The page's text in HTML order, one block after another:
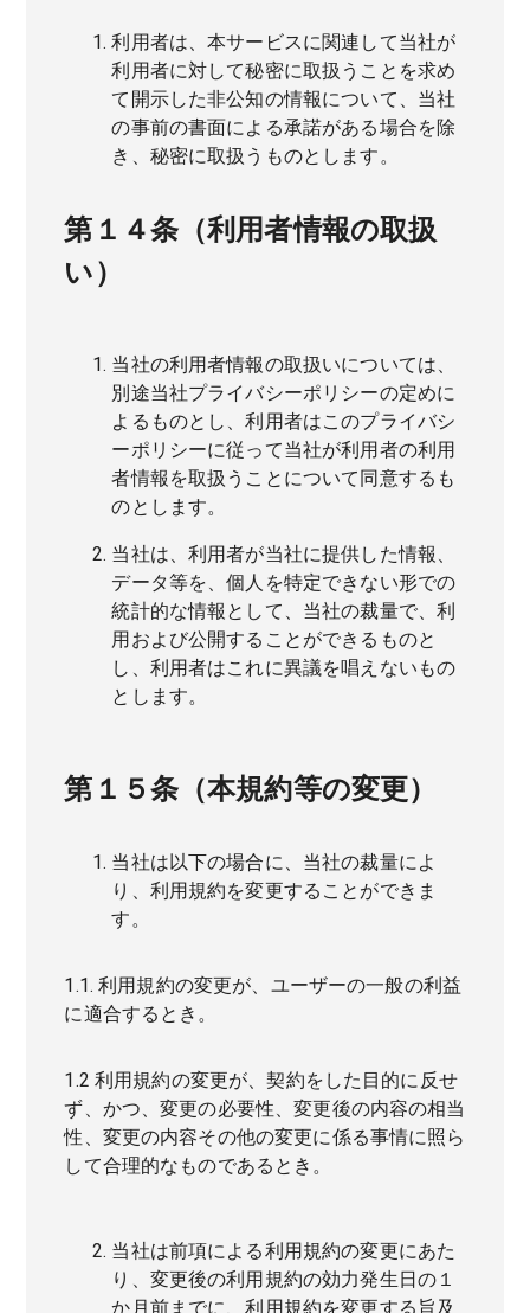
利用者は、本サービスに関連して当社が
利用者に対して秘密に取扱うことを求め
て開示した非公知の情報について、当社
の事前の書面による承諾がある場合を除
き、秘密に取扱うものとします。
第１４条（利用者情報の取扱
い）
当社の利用者情報の取扱いについては、
別途当社プライバシーポリシーの定めに
よるものとし、利用者はこのプライバシ
ーポリシーに従って当社が利用者の利用
者情報を取扱うことについて同意するも
のとします。
当社は、利用者が当社に提供した情報、
データ等を、個人を特定できない形での
統計的な情報として、当社の裁量で、利
用および公開することができるものと
し、利用者はこれに異議を唱えないもの
とします。
第１５条（本規約等の変更）
当社は以下の場合に、当社の裁量によ
り、利用規約を変更することができま
す。
1.1. 利用規約の変更が、ユーザーの一般の利益
に適合するとき。
1.2 利用規約の変更が、契約をした目的に反せ
ず、かつ、変更の必要性、変更後の内容の相当
性、変更の内容その他の変更に係る事情に照ら
して合理的なものであるとき。
当社は前項による利用規約の変更にあた
り、変更後の利用規約の効力発生日の１
か月前までに、利用規約を変更する旨及